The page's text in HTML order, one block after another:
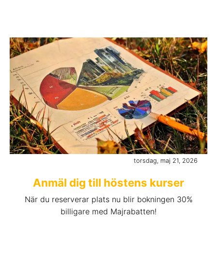
torsdag, maj 21, 2026
Anmäl dig till höstens kurser
När du reserverar plats nu blir bokningen 30%
billigare med Majrabatten!